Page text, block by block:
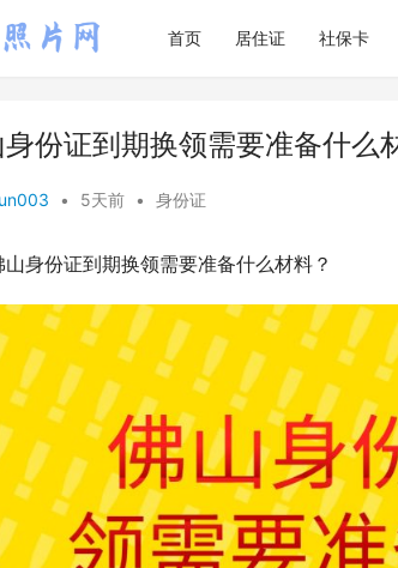
首页 居住证 社保卡
份证到期换领需要准备什么
• 5天前 • 身份证
山身份证到期换领需要准备什么材料？